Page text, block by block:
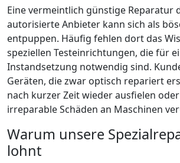
Eine vermeintlich günstige Reparatur
autorisierte Anbieter kann sich als
entpuppen. Häufig fehlen dort das
speziellen Testeinrichtungen, die für
Instandsetzung notwendig sind.
Geräten, die zwar optisch repariert
nach kurzer Zeit wieder ausfielen
irreparable Schäden an Maschinen
Warum unsere
lohnt